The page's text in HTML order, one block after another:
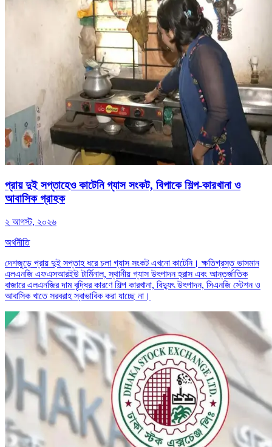
প্রায় দুই সপ্তাহেও কাটেনি গ্যাস সংকট, বিপাকে শিল্প-কারখানা ও
আবাসিক গ্রাহক
২ আগস্ট, ২০২৬
অর্থনীতি
দেশজুড়ে প্রায় দুই সপ্তাহ ধরে চলা গ্যাস সংকট এখনো কাটেনি। ক্ষতিগ্রস্ত ভাসমান
এলএনজি এফএসআরইউ টার্মিনাল, স্থানীয় গ্যাস উৎপাদন হ্রাস এবং আন্তর্জাতিক
বাজারে এলএনজির দাম বৃদ্ধির কারণে শিল্প কারখানা, বিদ্যুৎ উৎপাদন, সিএনজি স্টেশন ও
আবাসিক খাতে সরবরাহ স্বাভাবিক করা যাচ্ছে না।